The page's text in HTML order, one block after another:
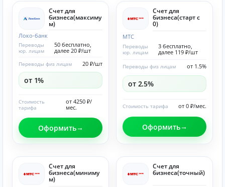
Счет для
бизнеса(максиму
м)
Локо-банк
50 бесплатно,
далее 20 ₽/шт
Переводы
юр. лицам
20 ₽/шт
Переводы физ лицам
от 1%
от 4250 ₽/
мес.
Стоимость
тарифа
Оформить
Счет для
бизнеса(старт с
0)
МТС
3 бесплатно,
далее 119 ₽/шт
Переводы
юр. лицам
от 1.5%
Переводы физ лицам
от 2.5%
от 0 ₽/мес.
Стоимость тарифа
Оформить
Счет для
бизнеса(миниму
м)
Счет для
бизнеса(точный)